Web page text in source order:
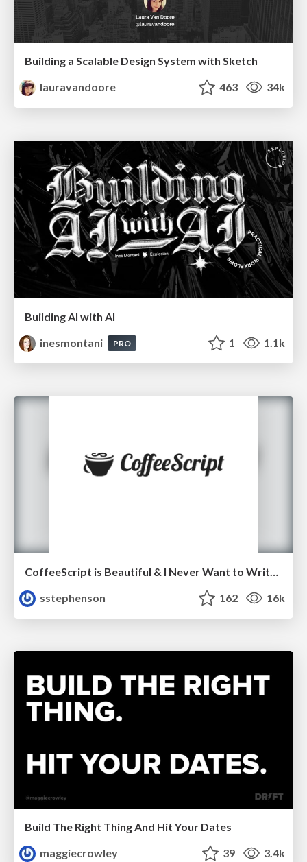
Building a Scalable Design System with Sketch
lauravandoore
463 34k
Building AI with AI
inesmontani
PRO 1 1.1k
CoffeeScript is Beautiful & I Never Want to Write Plain JavaScript Again
sstephenson
162 16k
Build The Right Thing And Hit Your Dates
maggiecrowley
39 3.4k